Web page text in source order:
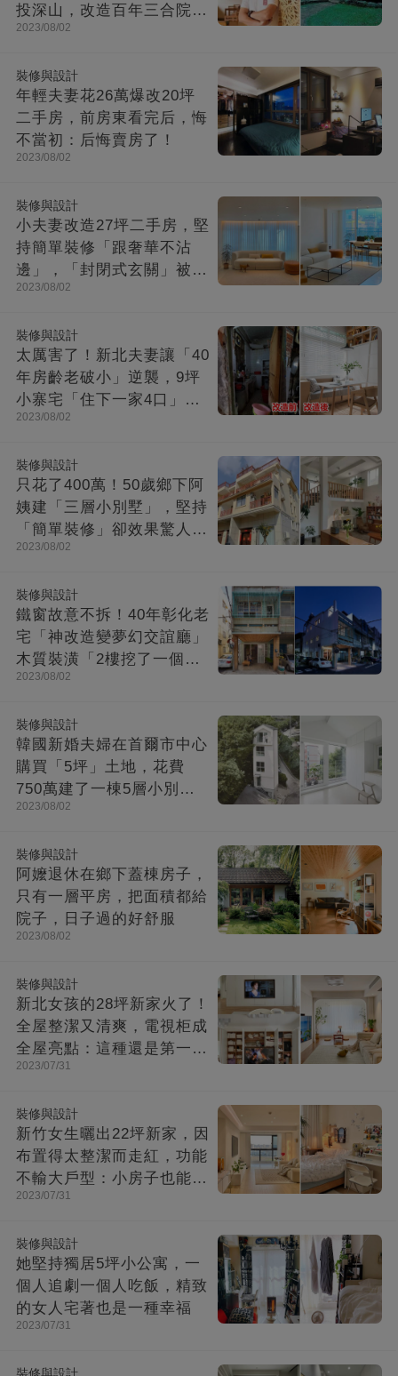
投深山，改造百年三合院，
成「台灣最美民宿」!
2023/08/02
裝修與設計
年輕夫妻花26萬爆改20坪
二手房，前房東看完后，悔
不當初：后悔賣房了！
2023/08/02
裝修與設計
小夫妻改造27坪二手房，堅
持簡單裝修「跟奢華不沾
邊」，「封閉式玄關」被贊
爆：這就是夢想中的家！
2023/08/02
裝修與設計
太厲害了！新北夫妻讓「40
年房齡老破小」逆襲，9坪
小寨宅「住下一家4口」，
收納超強超舒適
2023/08/02
裝修與設計
只花了400萬！50歲鄉下阿
姨建「三層小別墅」，堅持
「簡單裝修」卻效果驚人：
一進屋就療愈了
2023/08/02
裝修與設計
鐵窗故意不拆！40年彰化老
宅「神改造變夢幻交誼廳」
木質裝潢「2樓挖了一個大
洞」走上樓美翻
2023/08/02
裝修與設計
韓國新婚夫婦在首爾市中心
購買「5坪」土地，花費
750萬建了一棟5層小別
墅：小房子卻幸福感爆棚
2023/08/02
裝修與設計
阿嬤退休在鄉下蓋棟房子，
只有一層平房，把面積都給
院子，日子過的好舒服
2023/08/02
裝修與設計
新北女孩的28坪新家火了！
全屋整潔又清爽，電視柜成
全屋亮點：這種還是第一次
見！
2023/07/31
裝修與設計
新竹女生曬出22坪新家，因
布置得太整潔而走紅，功能
不輸大戶型：小房子也能住
出幸福感
2023/07/31
裝修與設計
她堅持獨居5坪小公寓，一
個人追劇一個人吃飯，精致
的女人宅著也是一種幸福
2023/07/31
裝修與設計